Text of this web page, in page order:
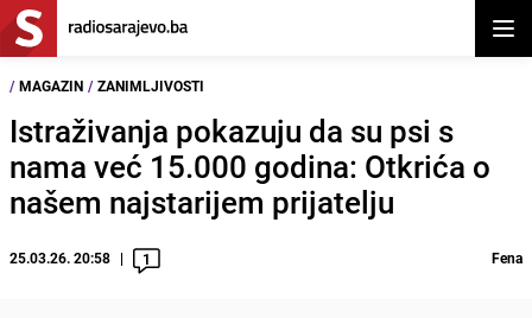
/ MAGAZIN / ZANIMLJIVOSTI
Istraživanja pokazuju da su psi s
nama već 15.000 godina: Otkrića o
našem najstarijem prijatelju
25.03.26. 20:58 1 Fena